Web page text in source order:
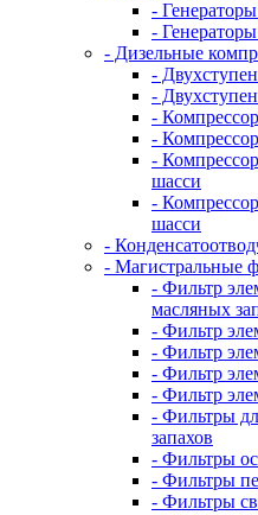
- Генераторы
-
- Дизельные
-
-
-
-
-
шасси
-
шасси
-
- Магистральные
- Фильтр
масляных
- Фильтр
- Фильтр
- Фильтр
- Фильтр
- Фильтры
запахов
- Фильтры
- Фильтры
- Фильтры